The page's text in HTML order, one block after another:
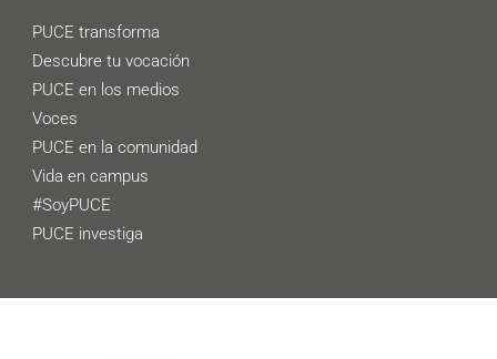
PUCE transforma
Descubre tu vocación
PUCE en los medios
Voces
PUCE en la comunidad
Vida en campus
#SoyPUCE
PUCE investiga